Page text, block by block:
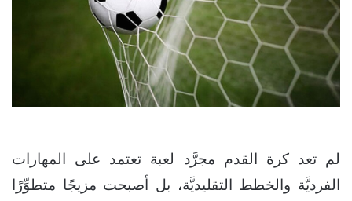
لم تعد كرة القدم مجرَّد لعبة تعتمد على المهارات
الفرديَّة والخطط التقليديَّة، بل أصبحت مزيجًا متطوِّرًا